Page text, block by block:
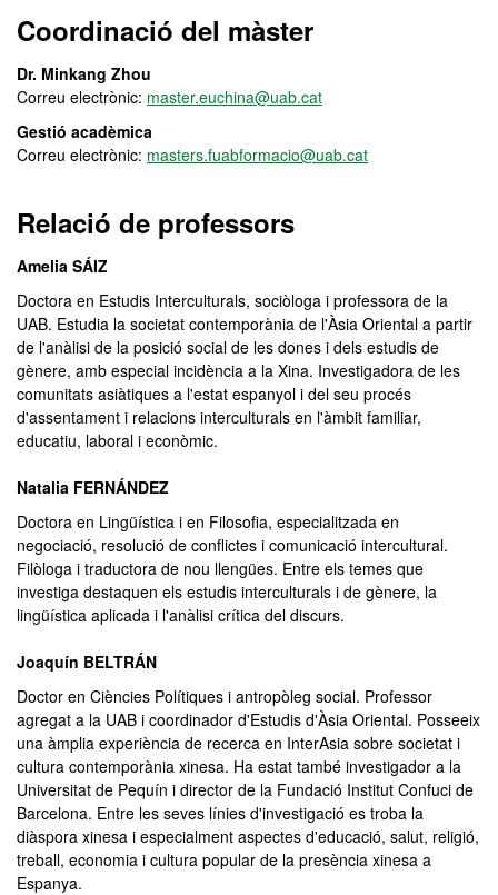
Coordinació del màster
Dr. Minkang Zhou
Correu electrònic: master.euchina@uab.cat
Gestió acadèmica
Correu electrònic: masters.fuabformacio@uab.cat
Relació de professors
Amelia SÁIZ
Doctora en Estudis Interculturals, sociòloga i professora de la
UAB. Estudia la societat contemporània de l'Àsia Oriental a partir
de l'anàlisi de la posició social de les dones i dels estudis de
gènere, amb especial incidència a la Xina. Investigadora de les
comunitats asiàtiques a l'estat espanyol i del seu procés
d'assentament i relacions interculturals en l'àmbit familiar,
educatiu, laboral i econòmic.
Natalia FERNÁNDEZ
Doctora en Lingüística i en Filosofia, especialitzada en
negociació, resolució de conflictes i comunicació intercultural.
Filòloga i traductora de nou llengües. Entre els temes que
investiga destaquen els estudis interculturals i de gènere, la
lingüística aplicada i l'anàlisi crítica del discurs.
Joaquín BELTRÁN
Doctor en Ciències Polítiques i antropòleg social. Professor
agregat a la UAB i coordinador d'Estudis d'Àsia Oriental. Posseeix
una àmplia experiència de recerca en InterAsia sobre societat i
cultura contemporània xinesa. Ha estat també investigador a la
Universitat de Pequín i director de la Fundació Institut Confuci de
Barcelona. Entre les seves línies d'investigació es troba la
diàspora xinesa i especialment aspectes d'educació, salut, religió,
treball, economia i cultura popular de la presència xinesa a
Espanya.